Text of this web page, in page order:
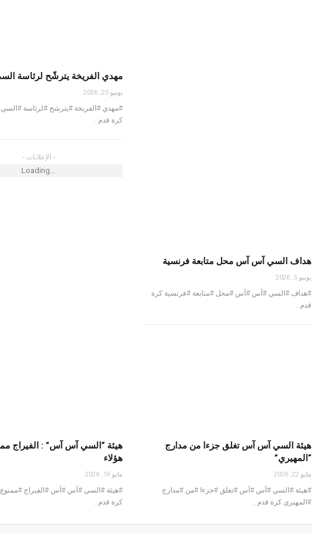
مهدي الفريخة يترشّح لرئاسة
يونيو 20, 2026
#مهدي #الفريخة #يترشح #لرئاسة
كرة قدم…
هداف السي آس آس محل متابعة فرنسية
يونيو 5, 2026
#هداف #السي #آس #آس #محل #متابعة #فرنسية كرة
قدم…
- الإعلانات -
Loading...
هيئة السي آس آس تغلق جزءا من مدارج
“المهيري”
مايو 22, 2026
#هيئة #السي #آس #آس #تغلق #جزءا #من #مدارج
#المهيري كرة قدم…
هيئة “السي آس آس” : الفيراج
هؤلاء
مايو 19, 2026
#هيئة #السي #آس #آس #الفيراج #ممنوع
كرة قدم…